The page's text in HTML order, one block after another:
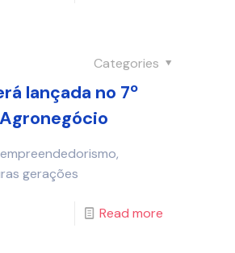
Categories
lançada no 7º
gerações
Read more